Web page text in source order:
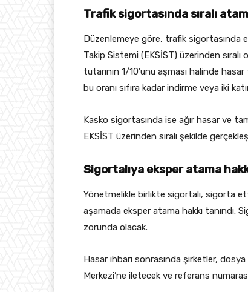
Trafik sigortasında sıralı
Düzenlemeye göre, trafik sigortasında
Takip Sistemi (EKSİST) üzerinden
tutarının 1/10’unu aşması halinde
bu oranı sıfıra kadar indirme veya iki
Kasko sigortasında ise ağır hasar ve
EKSİST üzerinden sıralı şekilde
Sigortalıya eksper atama
Yönetmelikle birlikte sigortalı, sigorta
aşamada eksper atama hakkı tanındı.
zorunda olacak.
Hasar ihbarı sonrasında şirketler,
Merkezi’ne iletecek ve referans